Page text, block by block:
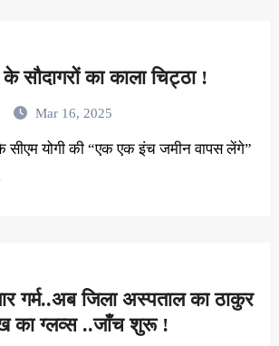
सौदागरों का काला चिट्ठा !
Mar 16, 2025
गर्म..अब जिला अस्पताल का ठाकुर
का ग्लव्स ..जाँच शुरू !